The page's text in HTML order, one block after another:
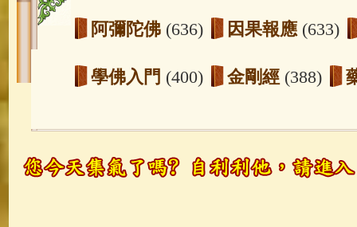
阿彌陀佛 (636) 因果報應 (633)
學佛入門 (400) 金剛經 (388)
玉曆寶鈔(236) 地藏經(225)
觀世音菩薩 (147) 聖救度佛母(